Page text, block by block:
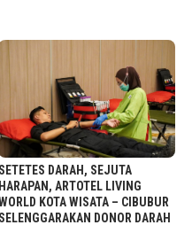
SETETES DARAH, SEJUTA
HARAPAN, ARTOTEL LIVING
KOTA WISATA – CIBUBUR
SELENGGARAKAN DONOR DARAH